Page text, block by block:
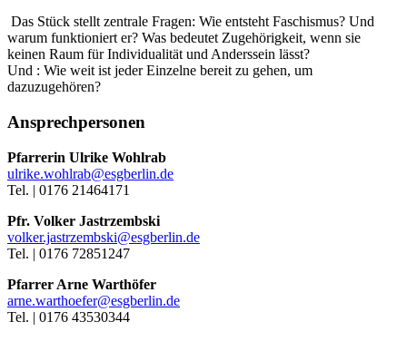
Das Stück stellt zentrale Fragen: Wie entsteht Faschismus? Und
warum funktioniert er? Was bedeutet Zugehörigkeit, wenn sie
keinen Raum für Individualität und Anderssein lässt?
Und : Wie weit ist jeder Einzelne bereit zu gehen, um
dazuzugehören?
Ansprechpersonen
Pfarrerin Ulrike Wohlrab
ulrike.wohlrab@esgberlin.de
Tel. | 0176 21464171
Pfr. Volker Jastrzembski
volker.jastrzembski@esgberlin.de
Tel. | 0176 72851247
Pfarrer Arne Warthöfer
arne.warthoefer@esgberlin.de
Tel. | 0176 43530344